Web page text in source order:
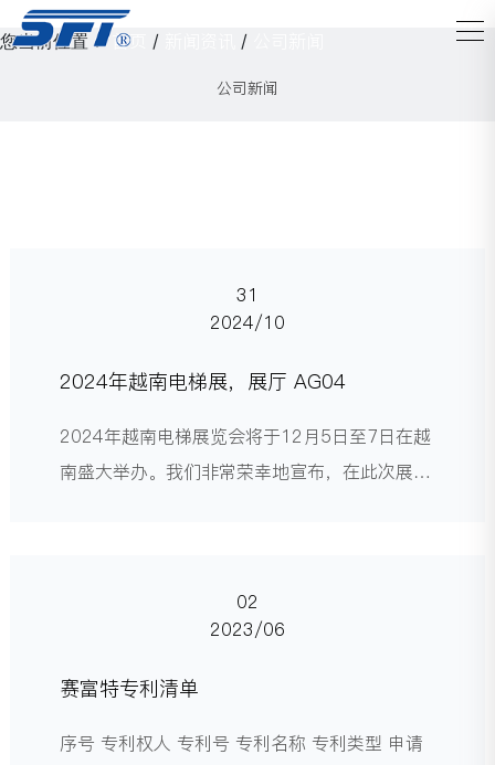
您当前位置： 首页 / /
公司新闻
31
2024/10
2024年越南电梯展，展厅 AG04
2024年越南电梯展览会将于12月5日至7日在越
南盛大举办。我们非常荣幸地宣布，在此次展览
02
2023/06
赛富特专利清单
序号 专利权人 专利号 专利名称 专利类型 申请